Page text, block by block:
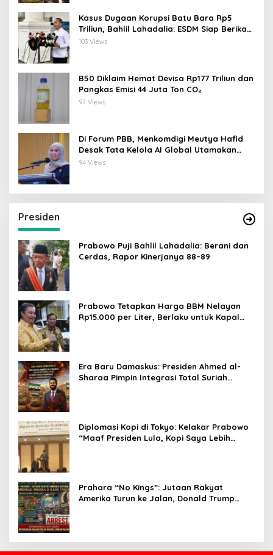
Kasus Dugaan Korupsi Batu Bara Rp5
Triliun, Bahlil Lahadalia: ESDM Siap Berikan
Data
103 Views
B50 Diklaim Hemat Devisa Rp177 Triliun dan
Pangkas Emisi 44 Juta Ton CO₂
97 Views
Di Forum PBB, Menkomdigi Meutya Hafid
Desak Tata Kelola AI Global Utamakan
Perlindungan Anak
94 Views
Presiden
Prabowo Puji Bahlil Lahadalia: Berani dan
Cerdas, Rapor Kinerjanya 88–89
Prabowo Tetapkan Harga BBM Nelayan
Rp15.000 per Liter, Berlaku untuk Kapal
Era Baru Damaskus: Presiden Ahmed al-
Sharaa Pimpin Integrasi Total Suriah
Diplomasi Kopi di Tokyo: Kelakar Prabowo
“Maaf Presiden Lula, Kopi Saya Lebih
Prahara “No Kings”: Jutaan Rakyat
Amerika Turun ke Jalan, Donald Trump